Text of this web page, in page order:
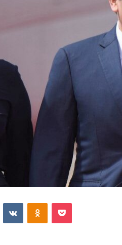
VKontakteOdnoklassniki
Pocket